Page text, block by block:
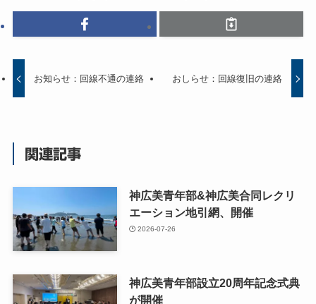
お知らせ：回線不通の連絡 おしらせ：回線復旧の連絡
関連記事
神広美青年部&神広美合同レクリ
エーション地引網、開催
2026-07-26
神広美青年部設立20周年記念式典
が開催